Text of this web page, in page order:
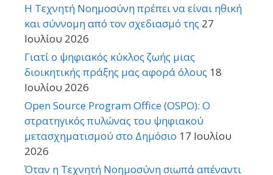
Η Τεχνητή Νοημοσύνη πρέπει να είναι ηθική
και σύννομη από τον σχεδιασμό της 27
Ιουλίου 2026
Γιατί ο ψηφιακός κύκλος ζωής μιας
διοικητικής πράξης μας αφορά όλους 18
Ιουλίου 2026
Open Source Program Office (OSPO): Ο
στρατηγικός πυλώνας του ψηφιακού
μετασχηματισμού στο Δημόσιο 17 Ιουλίου
2026
Όταν η Τεχνητή Νοημοσύνη σιωπά απέναντι